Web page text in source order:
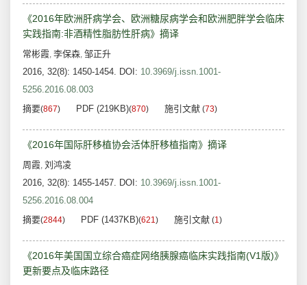
《2016年欧洲肝病学会、欧洲糖尿病学会和欧洲肥胖学会临床
实践指南:非酒精性脂肪性肝病》摘译
常彬霞, 李保森, 邹正升
2016, 32(8): 1450-1454. DOI: 10.3969/j.issn.1001-
5256.2016.08.003
摘要(867) PDF (219KB)(870) 施引文献 (73)
《2016年国际肝移植协会活体肝移植指南》摘译
周霞, 刘鸿凌
2016, 32(8): 1455-1457. DOI: 10.3969/j.issn.1001-
5256.2016.08.004
摘要(2844) PDF (1437KB)(621) 施引文献 (1)
《2016年美国国立综合癌症网络胰腺癌临床实践指南(V1版)》
更新要点及临床路径